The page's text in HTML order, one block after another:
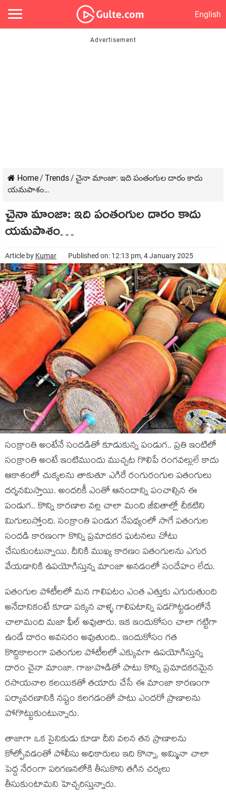
English
Home/ Trends/ చైనా మాంజా: ఇది పంతంగుల దారం కాదు
యమపాశం…
చైనా మాంజా: ఇది పంతంగుల దారం కాదు
యమపాశం…
Article by Kumar Published on: 12:13 pm, 4 January 2025
సంక్రాంతి అంటేనే సందడితో కూడుకున్న పండుగ.. ప్రతి ఇంటిలో
సంక్రాంతి అంటే ఇంటిముందు ముచ్చట గొలిపే రంగవల్లులే కాదు
ఆకాశంలో చుక్కలను తాకుతూ ఎగిరే రంగురంగుల పతంగులు
దర్శనమిస్తాయి. అందరికీ ఎంతో ఆనందాన్ని పంచాల్సిన ఈ
పండుగ.. కొన్ని కారణాల వల్ల చాలా మంది జీవితాల్లో చీకటిని
మిగులుస్తోంది. సంక్రాంతి పండుగ నేపథ్యంలో సాగే పతంగుల
సందడి కారణంగా కొన్ని ప్రమాదకర ఘటనలు చోటు
చేసుకుంటున్నాయి. దీనికి ముఖ్య కారణం పతంగులను ఎగుర
వేయడానికి ఉపయోగిస్తున్న మాంజా అనడంలో సందేహం లేదు.
పతంగుల పోటీలలో మన గాలిపటం ఎంత ఎత్తుకు ఎగురుతుంది
అనేదానికంటే కూడా పక్కన వాళ్ళ గాలిపటాన్ని పడగొట్టడంలోనే
చాలామంది మజా ఫీల్ అవుతారు. ఇక ఇందుకోసం చాలా గట్టిగా
ఉండే దారం అవసరం అవుతుంది.. ఇందుకోసం గత
కొద్దికాలంగా పతంగుల పోటీలలో ఎక్కువగా ఉపయోగిస్తున్న
దారం చైనా మాంజా. గాజుపొడితో పాటు కొన్ని ప్రమాదకరమైన
రసాయనాల కలయికతో తయారు చేసే ఈ మాంజా కారణంగా
పర్యావరణానికి నష్టం కలగడంతో పాటు ఎందరో ప్రాణాలను
పోగొట్టుకుంటున్నారు.
తాజాగా ఒక సైనికుడు కూడా దీని వలన తన ప్రాణాలను
కోల్పోవడంతో పోలీసు అధికారులు ఇది కొన్నా, అమ్మినా చాలా
పెద్ద నేరంగా పరిగణనలోకి తీసుకొని తగిన చర్యలు
తీసుకుంటామని హెచ్చరిస్తున్నారు.